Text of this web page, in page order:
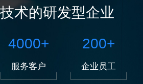
术的研发型企业
4000+
服务客户
200+
企业员工